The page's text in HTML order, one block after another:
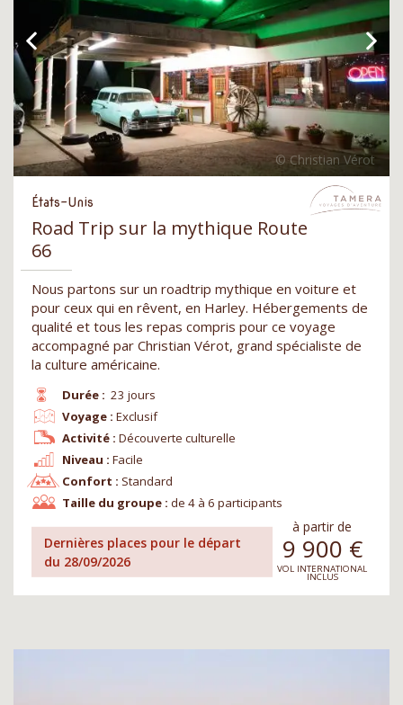
États-Unis
Road Trip sur la mythique Route
66
Nous partons sur un roadtrip mythique en voiture et
pour ceux qui en rêvent, en Harley. Hébergements de
qualité et tous les repas compris pour ce voyage
accompagné par Christian Vérot, grand spécialiste de
la culture américaine.
Durée : 23 jours
Niveau : Facile
Voyage : Exclusif
Confort : Standard
Activité : Découverte culturelle
Taille du groupe : de 4 à 6 participants
Dernières places pour le départ
du 28/09/2026
à partir de
9 900 €
VOL INTERNATIONAL
INCLUS